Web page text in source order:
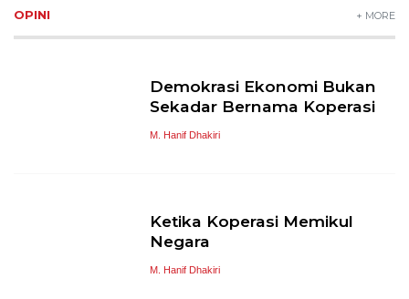
OPINI + MORE
Demokrasi Ekonomi Bukan
Sekadar Bernama Koperasi
M. Hanif Dhakiri
Ketika Koperasi Memikul
Negara
M. Hanif Dhakiri